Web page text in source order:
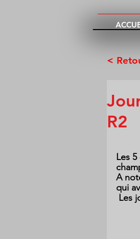
<
R2
Les
A
qui
Les